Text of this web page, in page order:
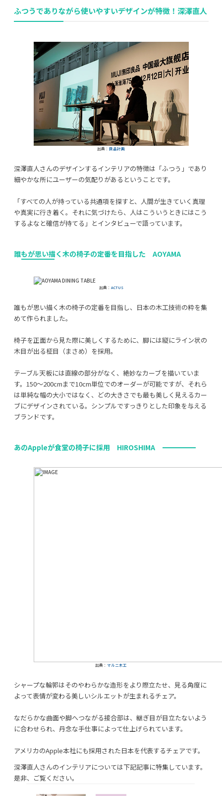
ふつうでありながら使いやすいデザインが特徴！深澤直人
出典： 良品計画
深澤直人さんのデザインするインテリアの特徴は「ふつう」であり
細やかな所にユーザーの気配りがあるということです。
「すべての人が持っている共通項を探すと、人間が生きていく真理
や真実に行き着く。それに気づけたら、人はこういうときにはこう
するよなと確信が持てる」とインタビューで語っています。
誰もが思い描く木の椅子の定番を目指した AOYAMA
出典： ACTUS
誰もが思い描く木の椅子の定番を目指し、日本の木工技術の粋を集
めて作られました。
椅子を正面から見た際に美しくするために、脚には縦にライン状の
木目が出る柾目（まさめ）を採用。
テーブル天板には直線の部分がなく、絶妙なカーブを描いていま
す。150～200cmまで10cm単位でのオーダーが可能ですが、それら
は単純な幅の大小ではなく、どの大きさでも最も美しく見えるカー
ブにデザインされている。シンプルですっきりとした印象を与える
ブランドです。
あのAppleが食堂の椅子に採用 HIROSHIMA
出典： マルニ木工
シャープな輪郭はそのやわらかな造形をより際立たせ、見る角度に
よって表情が変わる美しいシルエットが生まれるチェア。
なだらかな曲面や脚へつながる接合部は、継ぎ目が目立たないよう
に合わせられ、丹念な手仕事によって仕上げられています。
アメリカのApple本社にも採用された日本を代表するチェアです。
深澤直人さんのインテリアについては下記記事に特集しています。
是非、ご覧ください。